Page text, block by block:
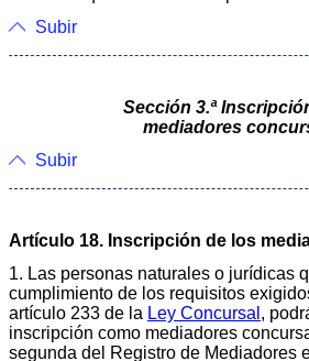
Subir
Sección 3.ª
mediadores
Subir
Artículo 18. Inscripción de los
1. Las personas naturales o jurídicas
cumplimiento de los requisitos
artículo 233 de la Ley Concursal ,
inscripción como mediadores
segunda del Registro de Mediadores